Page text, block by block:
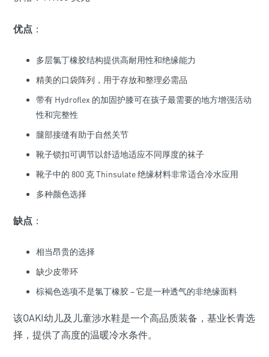
优点 ：
多层氯丁橡胶结构提供高耐用性和绝缘能力
精美的口袋阵列，用于存放和整理必需品
带有 Hydroflex 的加固护膝可在孩子最需要的地方增强活动
性和完整性
腿部接缝有助于自然关节
靴子锁扣可调节以舒适地适应不同厚度的袜子
靴子中的 800 克 Thinsulate 绝缘材料非常适合冷水应用
多种颜色选择
缺点 ：
相当昂贵的选择
缺少皮带环
棕褐色选项不是氯丁橡胶 – 它是一种透气的非绝缘面料
该OAKI幼儿及儿童涉水鞋是一个高品质装备，基业长青选
择，提供了高度的温暖冷水条件。